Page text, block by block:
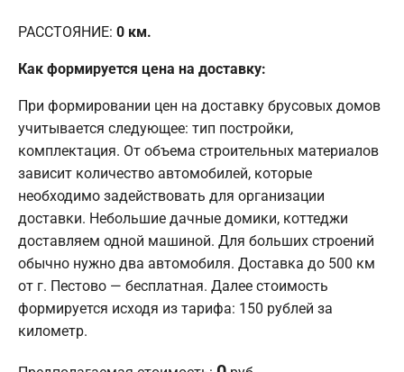
РАССТОЯНИЕ: 0 км.
Как формируется цена на доставку:
При формировании цен на доставку брусовых домов
учитывается следующее: тип постройки,
комплектация. От объема строительных материалов
зависит количество автомобилей, которые
необходимо задействовать для организации
доставки. Небольшие дачные домики, коттеджи
доставляем одной машиной. Для больших строений
обычно нужно два автомобиля. Доставка до 500 км
от г. Пестово — бесплатная. Далее стоимость
формируется исходя из тарифа: 150 рублей за
километр.